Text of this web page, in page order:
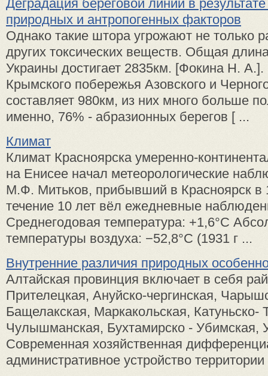
Деградация береговой линии в
природных и антропогенных факторов
Однако такие штора угрожают не только
других токсических веществ. Общая
Украины достигает 2835км. [Фокина Н.
Крымского побережья Азовского и
составляет 980км, из них много больше
именно, 76% - абразионных берегов [ ...
Климат
Климат Красноярска умеренно-
на Енисее начал метеорологические
М.Ф. Митьков, прибывший в Красноярск в
течение 10 лет вёл ежедневные
Среднегодовая температура: +1,6°C
температуры воздуха: −52,8°C (1931 г ...
Внутренние различия природных
Алтайская провинция включает в себя
Прителецкая, Ануйско-чергинская,
Бащелакская, Маркакольская, Катуньско-
Чулышманская, Бухтамирско - Убимская,
Современная хозяйственная
административное устройство